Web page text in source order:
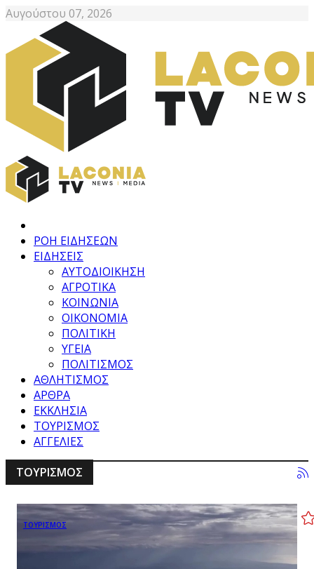
Αυγούστου 07, 2026
ΡΟΗ ΕΙΔΗΣΕΩΝ
ΕΙΔΗΣΕΙΣ
ΑΥΤΟΔΙΟΙΚΗΣΗ
ΑΓΡΟΤΙΚΑ
ΚΟΙΝΩΝΙΑ
ΟΙΚΟΝΟΜΙΑ
ΠΟΛΙΤΙΚΗ
ΥΓΕΙΑ
ΠΟΛΙΤΙΣΜΟΣ
ΑΘΛΗΤΙΣΜΟΣ
ΑΡΘΡΑ
ΕΚΚΛΗΣΙΑ
ΤΟΥΡΙΣΜΟΣ
ΑΓΓΕΛΙΕΣ
ΤΟΥΡΙΣΜΟΣ
ΤΟΥΡΙΣΜΟΣ